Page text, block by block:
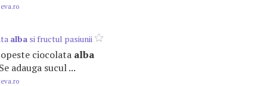
alba si fructul pasiunii
ciocolata alba
adauga sucul ...